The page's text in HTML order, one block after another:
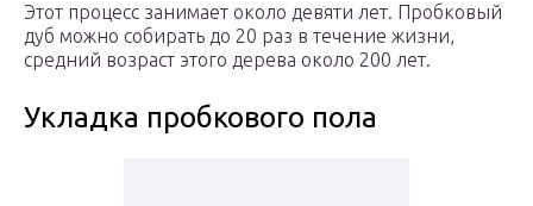
Этот процесс занимает около девяти лет. Пробковый
дуб можно собирать до 20 раз в течение жизни,
средний возраст этого дерева около 200 лет.
Укладка пробкового пола